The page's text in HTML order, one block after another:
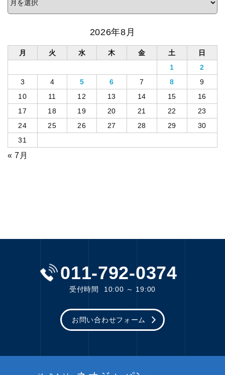
2026年8月
月 火 水 木 金 土
日
1
2
3
4 5 6 7 8
9
10
11 12 13 14 15
16
17
18 19 20 21 22
23
24
25 26 27 28 29
30
31
« 7月
011-792-0374
受付時間 10:00 ～ 19:00
お問い合わせフォーム